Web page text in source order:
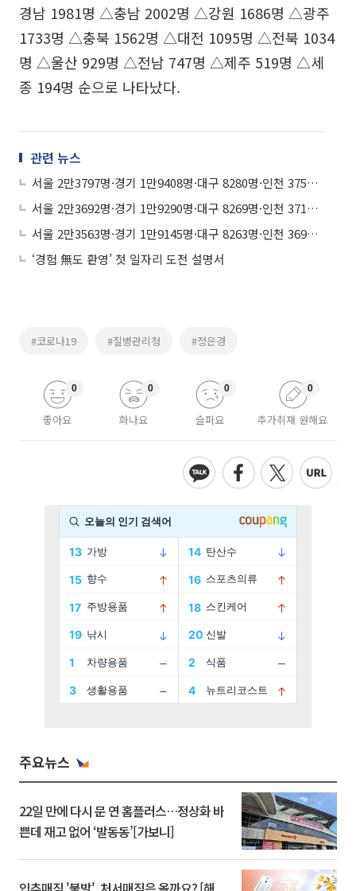
경남 1981명 △충남 2002명 △강원 1686명 △광주
1733명 △충북 1562명 △대전 1095명 △전북 1034
명 △울산 929명 △전남 747명 △제주 519명 △세
종 194명 순으로 나타났다.
관련 뉴스
서울 2만3797명·경기 1만9408명·대구 8280명·인천 3758명·경북 2936명·검역 2689명 순
서울 2만3692명·경기 1만9290명·대구 8269명·인천 3717명·경북 2893명·검역 2682명 순
서울 2만3563명·경기 1만9145명·대구 8263명·인천 3697명·경북 2882명·검역 2670명 순
‘경험 無도 환영’ 첫 일자리 도전 설명서
#코로나19 #질병관리청 #정은경
좋아요
0
화나요
0
슬퍼요
0
추가취재 원해요
0
주요뉴스
22일 만에 다시 문 연 홈플러스…정상화 바
쁜데 재고 없어 ‘발동동’[가보니]